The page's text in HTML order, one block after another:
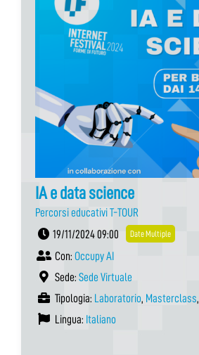
IA e data science
Percorsi educativi T-TOUR
19/11/2024 09:00
Date Multiple
Con: Occupy AI
Sede: Sede Virtuale
Tipologia: Laboratorio, Masterclass,
Lingua: Italiano